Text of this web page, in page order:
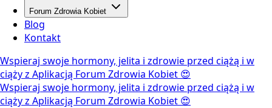
Forum Zdrowia Kobiet
Blog
Kontakt
Wspieraj swoje hormony, jelita i zdrowie przed ciążą i w
ciąży z Aplikacją Forum Zdrowia Kobiet 😍
Wspieraj swoje hormony, jelita i zdrowie przed ciążą i w
ciąży z Aplikacją Forum Zdrowia Kobiet 😍